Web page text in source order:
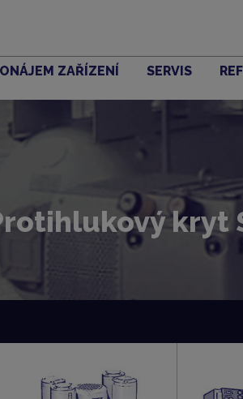
ZAŘÍZENÍ SERVIS
kryt